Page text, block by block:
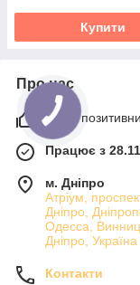
Купити
Про нас
100%
Працює з
м. Дніпро
Атріум,
Дніпро,
Одесса,
Дніпро, Україна
Контакти